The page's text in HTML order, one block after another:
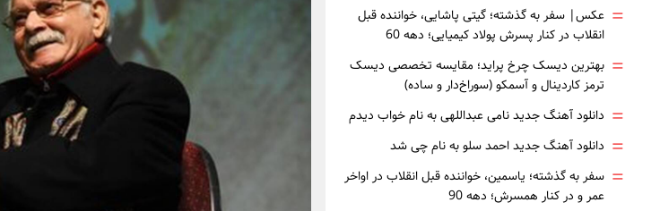
= عکس| سفر به گذشته؛ گیتی پاشایی، خواننده قبل
انقلاب در کنار پسرش پولاد کیمیایی؛ دهه 60
= بهترین دیسک چرخ پراید؛ مقایسه تخصصی دیسک
ترمز کاردینال و آسمکو (سوراخ‌دار و ساده)
= دانلود آهنگ جدید نامی عبداللهی به نام خواب دیدم
= دانلود آهنگ جدید احمد سلو به نام چی شد
= سفر به گذشته؛ یاسمین، خواننده قبل انقلاب در اواخر
عمر و در کنار همسرش؛ دهه 90